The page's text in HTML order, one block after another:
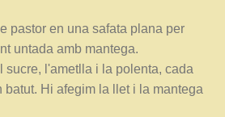
pastor en una safata plana per
untada amb mantega.
sucre, l'ametlla i la polenta, cada
batut. Hi afegim la llet i la mantega